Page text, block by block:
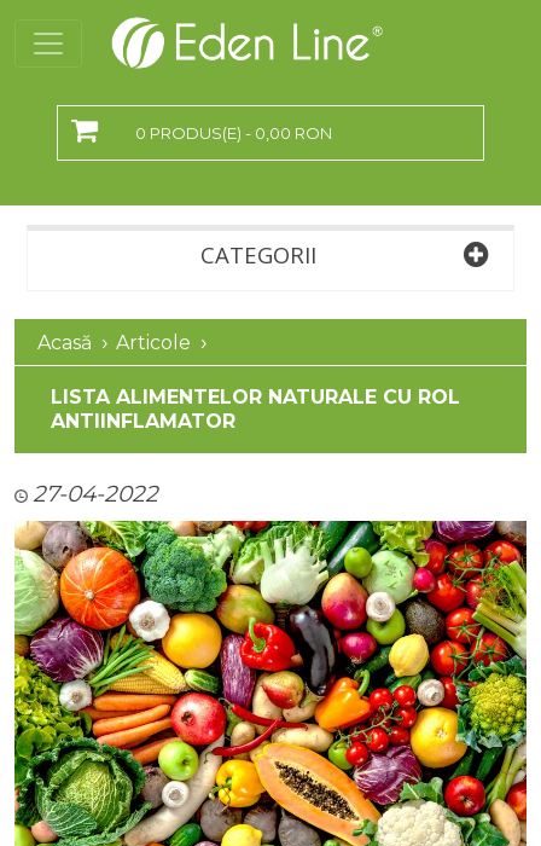
0 PRODUS(E) - 0,00 RON
CATEGORII
Acasă Articole
LISTA ALIMENTELOR NATURALE CU ROL
ANTIINFLAMATOR
27-04-2022